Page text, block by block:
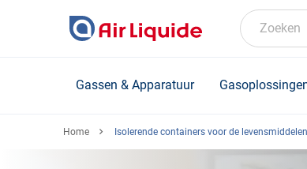
Zoeken
Gassen & Apparatuur
Home Isolerende containers voor de